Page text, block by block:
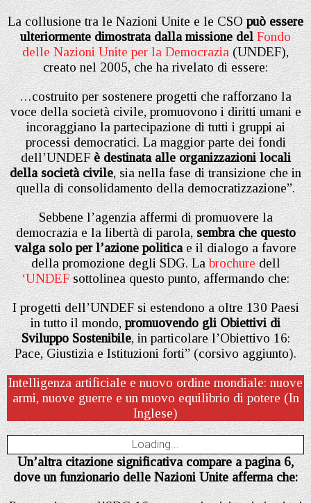
La collusione tra le Nazioni Unite e le CSOpuò essere
ulteriormente dimostrata dalla missione del Fondo
delle Nazioni Unite per la Democrazia (UNDEF),
creato nel 2005, che ha rivelato di essere:
…costruito per sostenere progetti che rafforzano la
voce della società civile, promuovono i diritti umani e
incoraggiano la partecipazione di tutti i gruppi ai
processi democratici. La maggior parte dei fondi
dell’UNDEFè destinata alle organizzazioni locali
della società civile, sia nella fase di transizione che in
quella di consolidamento della democratizzazione”.
Sebbene l’agenzia affermi di promuovere la
democrazia e la libertà di parola, sembra che questo
valga solo per l’azione politicae il dialogo a favore
della promozione degli SDG. Labrochuredell
‘UNDEF sottolinea questo punto, affermando che:
I progetti dell’UNDEF si estendono a oltre 130 Paesi
in tutto il mondo,promuovendo gli Obiettivi di
Sviluppo Sostenibile, in particolare l’Obiettivo 16:
Pace, Giustizia e Istituzioni forti” (corsivo aggiunto).
Intelligenza artificiale e nuovo ordine mondiale: nuove
armi, nuove guerre e un nuovo equilibrio di potere (In
Inglese)
Loading...
Un’altra citazione significativa compare a pagina 6,
dove un funzionario delle Nazioni Unite afferma che: